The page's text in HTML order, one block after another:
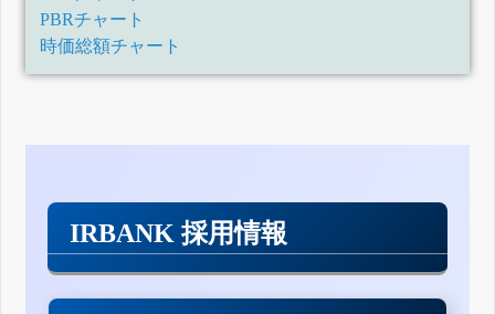
PBRチャート
時価総額チャート
IRBANK 採用情報